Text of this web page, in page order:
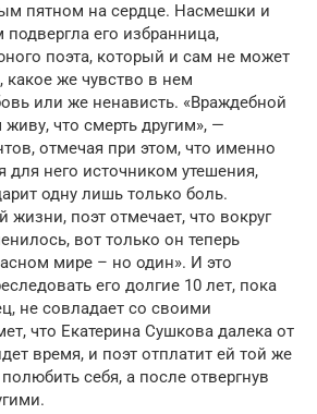
пятном на сердце. Насмешки и
его избранница,
поэта, который и сам не может
какое же чувство в нем
или же ненависть. «Враждебной
что смерть другим», —
отмечая при этом, что именно
для него источником утешения,
одну лишь только боль.
поэт отмечает, что вокруг
вот только он теперь
мире – но один». И это
его долгие 10 лет, пока
не совладает со своими
что Екатерина Сушкова далека от
время, и поэт отплатит ей той же
себя, а после отвергнув